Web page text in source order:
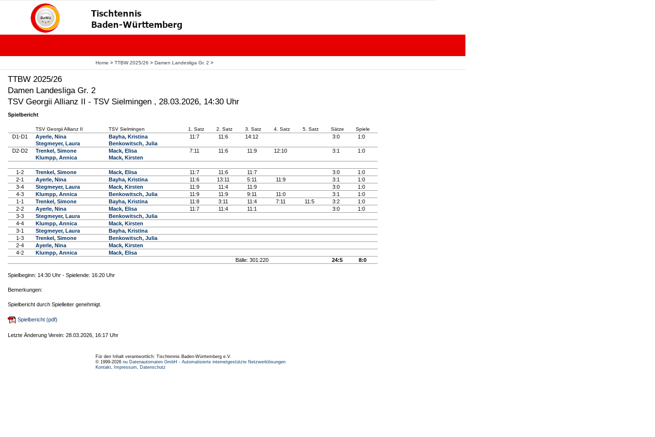
Home > TTBW 2025/26 > Damen Landesliga Gr. 2 >
TTBW 2025/26
Damen Landesliga Gr. 2
TSV Georgii Allianz II - TSV Sielmingen , 28.03.2026, 14:30 Uhr
Spielbericht
TSV Georgii Allianz II TSV Sielmingen 1. Satz 2. Satz 3. Satz 4. Satz 5. Satz Sätze Spiele
D1-D1
Ayerle, Nina
Stegmeyer, Laura
Bayha, Kristina
Benkowitsch, Julia
11:7 11:6 14:12 3:0 1:0
D2-D2
Trenkel, Simone
Klumpp, Annica
Mack, Elisa
Mack, Kirsten
7:11 11:6 11:9 12:10 3:1 1:0
1-2 Trenkel, Simone Mack, Elisa 11:7 11:6 11:7 3:0
1:0
2-1
Ayerle, Nina Bayha, Kristina 11:6 13:11 5:11 11:9 3:1
1:0
3-4
Stegmeyer, Laura Mack, Kirsten 11:9 11:4 11:9 3:0
1:0
4-3
Klumpp, Annica Benkowitsch, Julia 11:9 11:9 9:11 11:0 3:1
1:0
1-1
Trenkel, Simone Bayha, Kristina 11:8 3:11 11:4 7:11 11:5 3:2
1:0
2-2
Ayerle, Nina Mack, Elisa 11:7 11:4 11:1 3:0
1:0
3-3
Stegmeyer, Laura
Benkowitsch, Julia
4-4
Klumpp, Annica
Mack, Kirsten
3-1
Stegmeyer, Laura
Bayha, Kristina
1-3
Trenkel, Simone
Benkowitsch, Julia
2-4
Ayerle, Nina
Mack, Kirsten
4-2
Klumpp, Annica
Mack, Elisa
Bälle: 301:220
24:5 8:0
Spielbeginn: 14:30 Uhr - Spielende: 16:20 Uhr
Bemerkungen:
Spielbericht durch Spielleiter genehmigt.
Spielbericht (pdf)
Letzte Änderung Verein: 28.03.2026, 16:17 Uhr
Für den Inhalt verantwortlich: Tischtennis Baden-Württemberg e.V.
© 1999-2026 nu Datenautomaten GmbH - Automatisierte internetgestützte Netzwerklösungen
Kontakt, Impressum, Datenschutz